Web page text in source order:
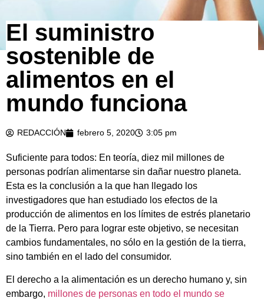
El suministro
sostenible de
alimentos en el
mundo funciona
REDACCIÓN febrero 5, 2020 3:05 pm
Suficiente para todos: En teoría, diez mil millones de
personas podrían alimentarse sin dañar nuestro planeta.
Esta es la conclusión a la que han llegado los
investigadores que han estudiado los efectos de la
producción de alimentos en los límites de estrés planetario
de la Tierra. Pero para lograr este objetivo, se necesitan
cambios fundamentales, no sólo en la gestión de la tierra,
sino también en el lado del consumidor.
El derecho a la alimentación es un derecho humano y, sin
embargo, millones de personas en todo el mundo se